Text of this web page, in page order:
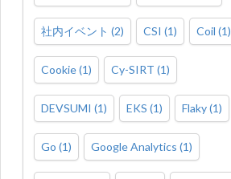
社内イベント (2) CSI (1) Coil (1)
Cookie(1) Cy-SIRT (1)
DEVSUMI (1) EKS (1) Flaky(1)
Go (1) Google Analytics (1)